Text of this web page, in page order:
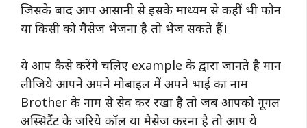
जिसके बाद आप आसानी से इसके माध्यम से कहीं भी फोन
या किसी को मैसेज भेजना है तो भेज सकते हैं।
ये आप कैसे करेंगे चलिए example के द्वारा जानते है मान
लीजिये आपने अपने मोबाइल में अपने भाई का नाम
Brother के नाम से सेव कर रखा है तो जब आपको गूगल
अस्सिटैंट के जरिये कॉल या मैसेज करना है तो आप ये